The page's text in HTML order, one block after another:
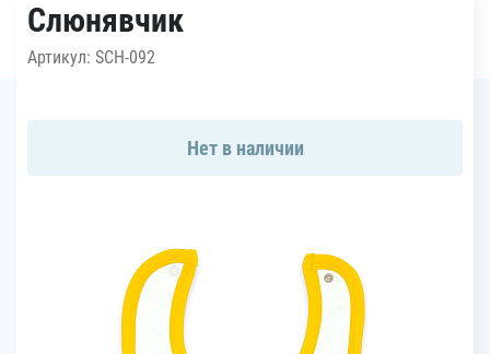
Слюнявчик
Артикул: SCH-092
Нет в наличии